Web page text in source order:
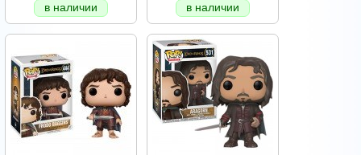
в наличии
в наличии